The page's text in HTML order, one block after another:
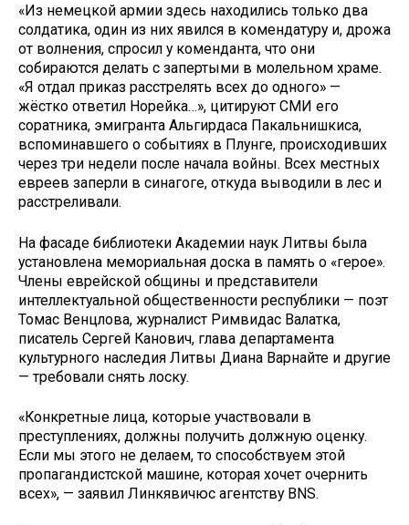
«Из немецкой армии здесь находились только два
солдатика, один из них явился в комендатуру и, дрожа
от волнения, спросил у коменданта, что они
собираются делать с запертыми в молельном храме.
«Я отдал приказ расстрелять всех до одного» —
жёстко ответил Норейка…», цитируют СМИ его
соратника, эмигранта Альгирдаса Пакальнишкиса,
вспоминавшего о событиях в Плунге, происходивших
через три недели после начала войны. Всех местных
евреев заперли в синагоге, откуда выводили в лес и
расстреливали.
На фасаде библиотеки Академии наук Литвы была
установлена мемориальная доска в память о «герое».
Члены еврейской общины и представители
интеллектуальной общественности республики — поэт
Томас Венцлова, журналист Римвидас Валатка,
писатель Сергей Канович, глава департамента
культурного наследия Литвы Диана Варнайте и другие
— требовали снять лоску.
«Конкретные лица, которые участвовали в
преступлениях, должны получить должную оценку.
Если мы этого не делаем, то способствуем этой
пропагандистской машине, которая хочет очернить
всех», — заявил Линкявичюс агентству BNS.